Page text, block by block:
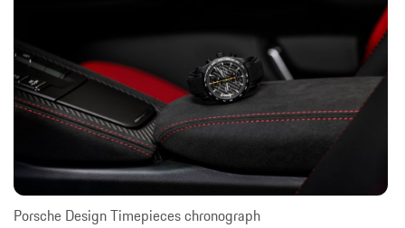
Porsche Design Timepieces chronograph